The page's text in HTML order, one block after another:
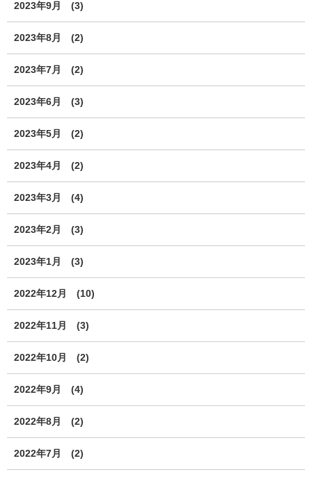
2023年9月 (3)
2023年8月 (2)
2023年7月 (2)
2023年6月 (3)
2023年5月 (2)
2023年4月 (2)
2023年3月 (4)
2023年2月 (3)
2023年1月 (3)
2022年12月 (10)
2022年11月 (3)
2022年10月 (2)
2022年9月 (4)
2022年8月 (2)
2022年7月 (2)